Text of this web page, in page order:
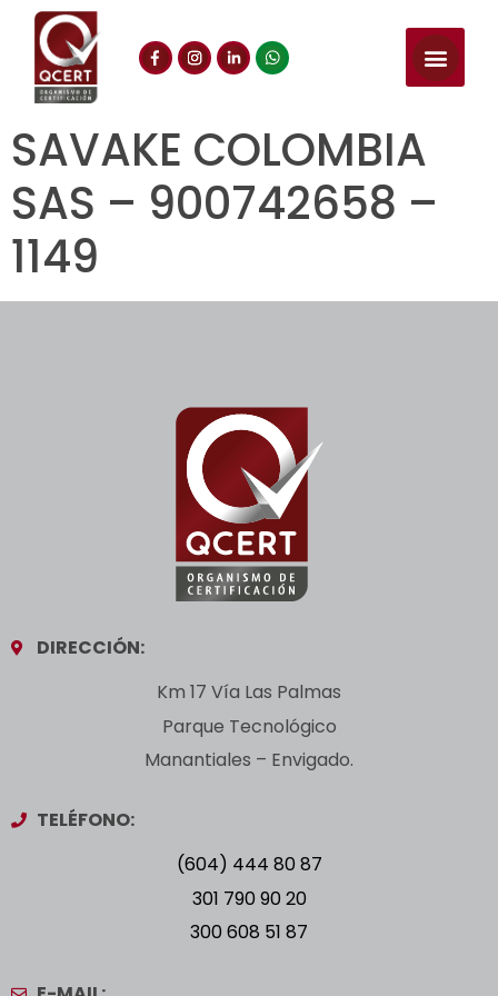
SAVAKE COLOMBIA
SAS – 900742658 –
1149
DIRECCIÓN:
Km 17 Vía Las Palmas
Parque Tecnológico
Manantiales – Envigado.
TELÉFONO:
(604) 444 80 87
301 790 90 20
300 608 51 87